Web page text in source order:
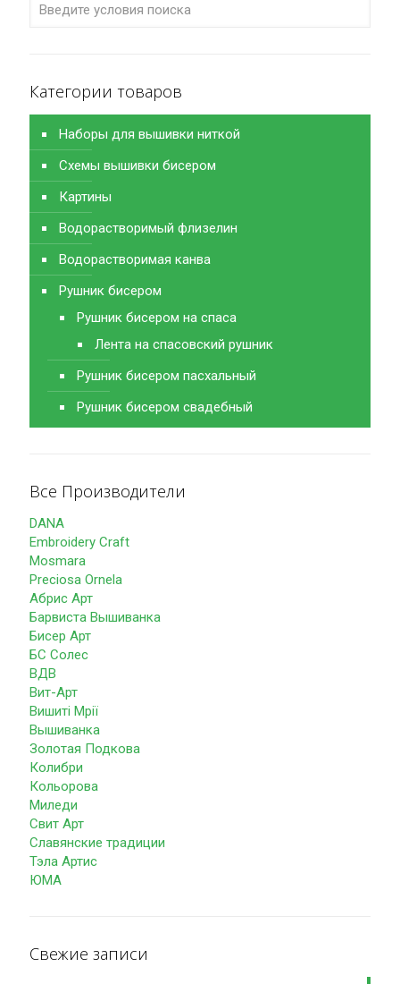
Категории товаров
Наборы для вышивки ниткой
Схемы вышивки бисером
Картины
Водорастворимый флизелин
Водорастворимая канва
Рушник бисером
Рушник бисером на спаса
Лента на спасовский рушник
Рушник бисером пасхальный
Рушник бисером свадебный
Все Производители
DANA
Embroidery Craft
Mosmara
Preciosa Ornela
Абрис Арт
Барвиста Вышиванка
Бисер Арт
БС Солес
ВДВ
Вит-Арт
Вишиті Мрії
Вышиванка
Золотая Подкова
Колибри
Кольорова
Миледи
Свит Арт
Славянские традиции
Тэла Артис
ЮМА
Свежие записи